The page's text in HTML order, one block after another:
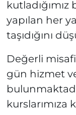
yapılan her
taşıdığını
Değerli
gün hizmet
kurslarımıza